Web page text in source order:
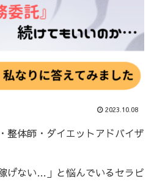
2023.10.08
整体師・ダイエットアドバイザ
げない…」と悩んでいるセラピ